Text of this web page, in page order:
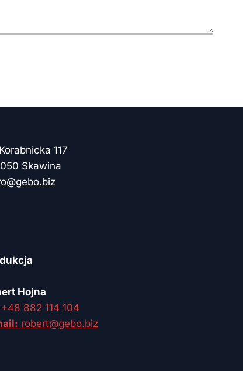
117
Skawina
Hojna
+48 882 114 104
robert@gebo.biz